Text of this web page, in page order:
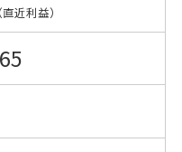
（直近利益）